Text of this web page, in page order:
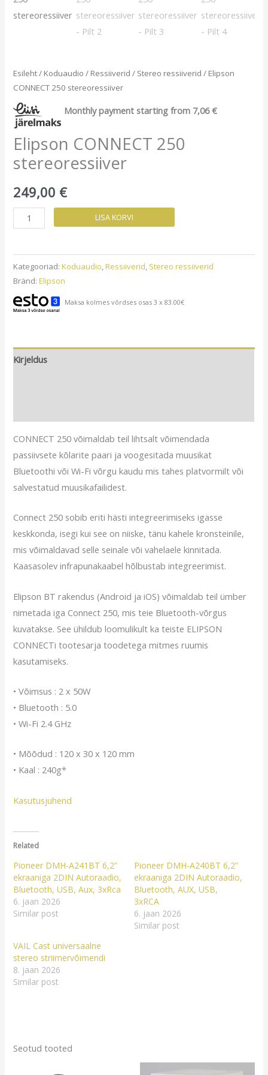
Esileht/ Koduaudio / Ressiiverid / Stereo ressiiverid / Elipson
CONNECT 250 stereoressiiver
Monthly payment starting from 7,06€
Elipson CONNECT 250
stereoressiiver
249,00 €
Elipson
CONNECT
stereoressiiver
kogus
LISA KORVI
Kategooriad:Koduaudio,Ressiiverid, Stereo ressiiverid
Bränd:Elipson
Maksa kolmes võrdses osas 3 x 83.00€
Kirjeldus
CONNECT 250 võimaldab teil lihtsalt võimendada
passiivsete kõlarite paari ja voogesitada muusikat
Bluetoothi ​​või Wi-Fi võrgu kaudu mis tahes platvormilt või
salvestatud muusikafailidest.
Connect 250 sobib eriti hästi integreerimiseks igasse
keskkonda, isegi kui see on niiske, tänu kahele kronsteinile,
mis võimaldavad selle seinale või vahelaele kinnitada.
Kaasasolev infrapunakaabel hõlbustab integreerimist.
Elipson BT rakendus (Android ja iOS) võimaldab teil ümber
nimetada iga Connect 250, mis teie Bluetooth-võrgus
kuvatakse. See ühildub loomulikult ka teiste ELIPSON
CONNECTi tootesarja toodetega mitmes ruumis
kasutamiseks.
• Võimsus : 2 x 50W
• Bluetooth : 5.0
• Wi-Fi 2.4 GHz
• Mõõdud : 120 x 30 x 120 mm
• Kaal : 240g*
Kasutusjuhend
Related
Pioneer DMH-A241BT 6,2”
ekraaniga 2DIN Autoraadio,
Bluetooth, USB, Aux, 3xRca
6. jaan 2026
Similar post
Pioneer DMH-A240BT 6,2”
ekraaniga 2DIN Autoraadio,
Bluetooth, AUX, USB,
3xRCA
6. jaan 2026
Similar post
VAIL Cast universaalne
stereo striimervõimendi
8. jaan 2026
Similar post
Seotud tooted